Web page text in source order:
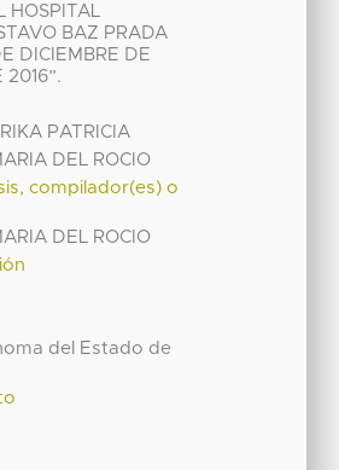
BAZ PRADA
DICIEMBRE DE
2016”.
PATRICIA
DEL ROCIO
compilador(es) o
DEL ROCIO
del Estado de